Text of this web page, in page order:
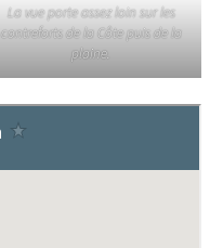
La vue porte assez loin sur les
contreforts de la Côte puis de la
plaine.